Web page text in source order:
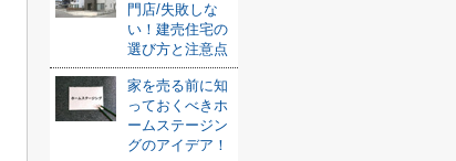
門店/失敗しな
い！建売住宅の
選び方と注意点
家を売る前に知
っておくべきホ
ームステージン
グのアイデア！